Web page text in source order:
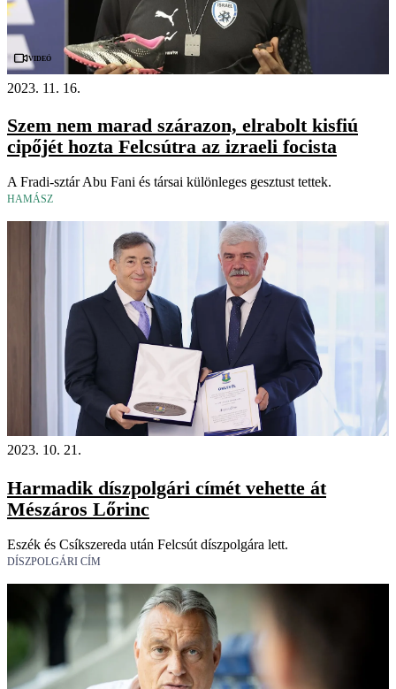
Videó
2023. 11. 16.
Szem nem marad szárazon, elrabolt kisfiú
cipőjét hozta Felcsútra az izraeli focista
A Fradi-sztár Abu Fani és társai különleges gesztust tettek.
HAMÁSZ
2023. 10. 21.
Harmadik díszpolgári címét vehette át
Mészáros Lőrinc
Eszék és Csíkszereda után Felcsút díszpolgára lett.
DÍSZPOLGÁRI CÍM